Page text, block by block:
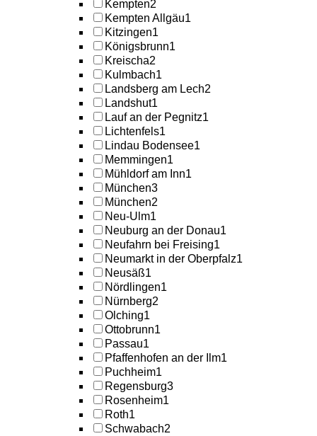
Kempten2
Kempten Allgäu1
Kitzingen1
Königsbrunn1
Kreischa2
Kulmbach1
Landsberg am Lech2
Landshut1
Lauf an der Pegnitz1
Lichtenfels1
Lindau Bodensee1
Memmingen1
Mühldorf am Inn1
München3
München2
Neu-Ulm1
Neuburg an der Donau1
Neufahrn bei Freising1
Neumarkt in der Oberpfalz1
Neusäß1
Nördlingen1
Nürnberg2
Olching1
Ottobrunn1
Passau1
Pfaffenhofen an der Ilm1
Puchheim1
Regensburg3
Rosenheim1
Roth1
Schwabach2